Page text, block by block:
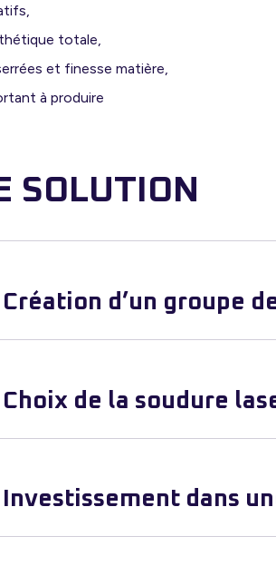
totale,
et finesse matière,
à produire
SOLUTION
Création d’un groupe
Choix de la soudure
Investissement dans